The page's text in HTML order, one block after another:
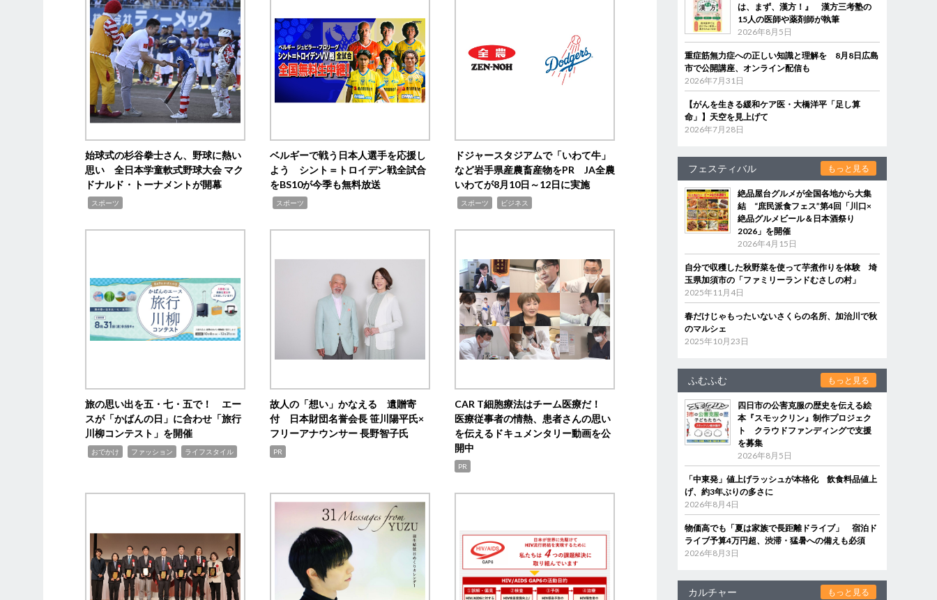
始球式の杉谷拳士さん、野球に熱い
思い 全日本学童軟式野球大会 マク
ドナルド・トーナメントが開幕
スポーツ
ベルギーで戦う日本人選手を応援し
よう シント＝トロイデン戦全試合
をBS10が今季も無料放送
スポーツ
ドジャースタジアムで「いわて牛」
など岩手県産農畜産物をPR JA全農
いわてが8月10日～12日に実施
スポーツ ビジネス
旅の思い出を五・七・五で！ エー
スが「かばんの日」に合わせ「旅行
川柳コンテスト」を開催
おでかけ ファッション ライフスタイル
故人の「想い」かなえる 遺贈寄
付 日本財団名誉会長 笹川陽平氏×
フリーアナウンサー 長野智子氏
PR
CAR T細胞療法はチーム医療だ！
医療従事者の情熱、患者さんの思い
を伝えるドキュメンタリー動画を公
開中
PR
は、まず、漢方！』 漢方三考塾の
15人の医師や薬剤師が執筆
2026年8月5日
重症筋無力症への正しい知識と理解を 8月8日広島
市で公開講座、オンライン配信も
2026年7月31日
【がんを生きる緩和ケア医・大橋洋平「足し算
命」】天空を見上げて
2026年7月28日
フェスティバル もっと見る
絶品屋台グルメが全国各地から大集
結 “庶民派食フェス”第4回「川口×
絶品グルメビール＆日本酒祭り
2026」を開催
2026年4月15日
自分で収穫した秋野菜を使って芋煮作りを体験 埼
玉県加須市の「ファミリーランドむさしの村」
2025年11月4日
春だけじゃもったいないさくらの名所、加治川で秋
のマルシェ
2025年10月23日
ふむふむ もっと見る
四日市の公害克服の歴史を伝える絵
本『スモックリン』制作プロジェク
ト クラウドファンディングで支援
を募集
2026年8月5日
「中東発」値上げラッシュが本格化 飲食料品値上
げ、約3年ぶりの多さに
2026年8月4日
物価高でも「夏は家族で長距離ドライブ」 宿泊ド
ライブ予算4万円超、渋滞・猛暑への備えも必須
2026年8月3日
カルチャー もっと見る